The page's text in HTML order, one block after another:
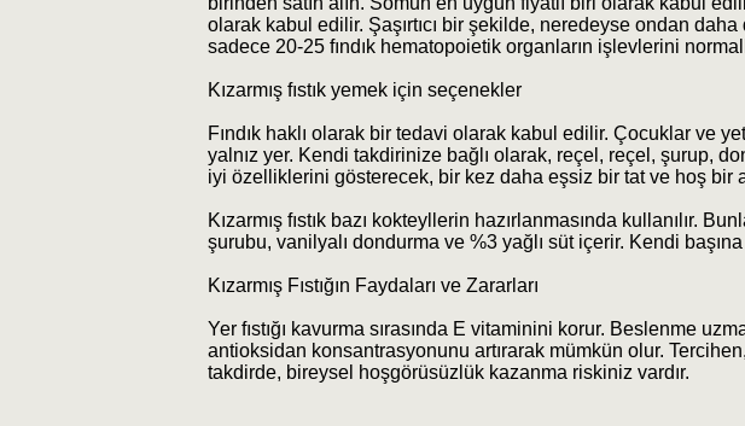
olarak kabul edilir. Şaşırtıcı bir şekilde, neredeyse ondan
sadece 20-25 fındık hematopoietik organların işlevlerini
Kızarmış fıstık yemek için seçenekler
Fındık haklı olarak bir tedavi olarak kabul edilir. Çocuklar ve
yalnız yer. Kendi takdirinize bağlı olarak, reçel, reçel, şurup,
iyi özelliklerini gösterecek, bir kez daha eşsiz bir tat ve hoş bir
Kızarmış fıstık bazı kokteyllerin hazırlanmasında kullanılır.
şurubu, vanilyalı dondurma ve %3 yağlı süt içerir. Kendi
Kızarmış Fıstığın Faydaları ve Zararları
Yer fıstığı kavurma sırasında E vitaminini korur. Beslenme
antioksidan konsantrasyonunu artırarak mümkün olur.
takdirde, bireysel hoşgörüsüzlük kazanma riskiniz vardır.